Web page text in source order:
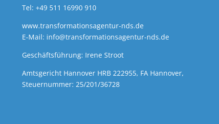
Tel: +49 511 16990 910
www.transformationsagentur-nds.de
E-Mail: info@transformationsagentur-nds.de
Geschäftsführung: Irene Stroot
Amtsgericht Hannover HRB 222955, FA Hannover,
Steuernummer: 25/201/36728